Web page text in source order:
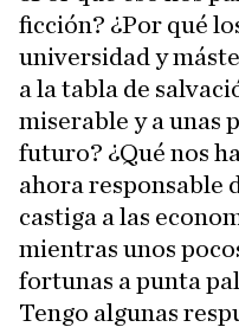
ficción? ¿Por qué
universidad y
a la tabla de
miserable y a unas
futuro? ¿Qué nos
ahora responsable
castiga a las
mientras unos
fortunas a punta
Tengo algunas